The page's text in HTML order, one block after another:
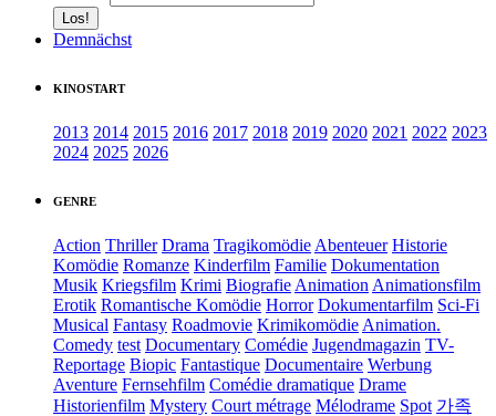
Demnächst
KINOSTART
2013 2014 2015 2016 2017 2018 2019 2020 2021 2022 2023
2024 2025 2026
GENRE
Action Thriller Drama Tragikomödie Abenteuer Historie
Komödie Romanze Kinderfilm Familie Dokumentation
Musik Kriegsfilm Krimi Biografie Animation Animationsfilm
Erotik Romantische Komödie Horror Dokumentarfilm Sci-Fi
Musical Fantasy Roadmovie Krimikomödie Animation.
Comedy test Documentary Comédie Jugendmagazin TV-
Reportage Biopic Fantastique Documentaire Werbung
Aventure Fernsehfilm Comédie dramatique Drame
Historienfilm Mystery Court métrage Mélodrame Spot 가족